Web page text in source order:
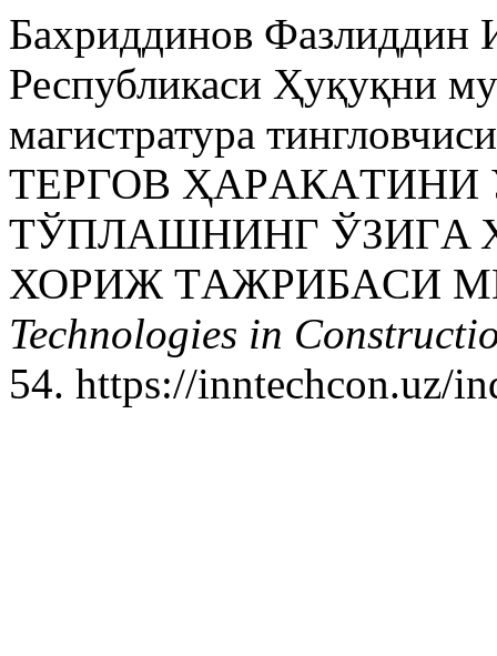
Бахриддинов Фазлиддин
Республикаси Ҳуқуқни
магистратура
ТEРГОВ
ТЎПЛAШНИНГ ЎЗИГA
ХОРИЖ ТAЖРИБAСИ
Technologies in
54. https://inntechcon.uz/